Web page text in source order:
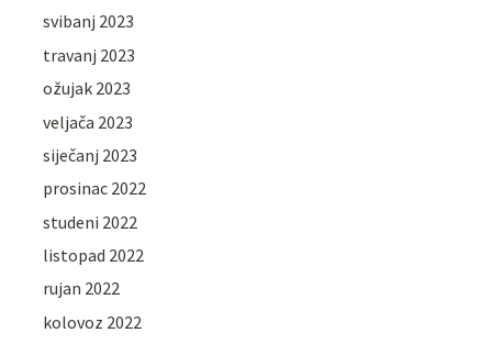
svibanj 2023
travanj 2023
ožujak 2023
veljača 2023
siječanj 2023
prosinac 2022
studeni 2022
listopad 2022
rujan 2022
kolovoz 2022